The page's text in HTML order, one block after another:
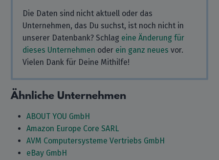
Die Daten sind nicht aktuell oder das
Unternehmen, das Du suchst, ist noch nicht in
unserer Datenbank? Schlag eine Änderung für
dieses Unternehmen oder ein ganz neues vor.
Vielen Dank für Deine Mithilfe!
Ähnliche Unternehmen
ABOUT YOU GmbH
Amazon Europe Core SARL
AVM Computersysteme Vertriebs GmbH
eBay GmbH